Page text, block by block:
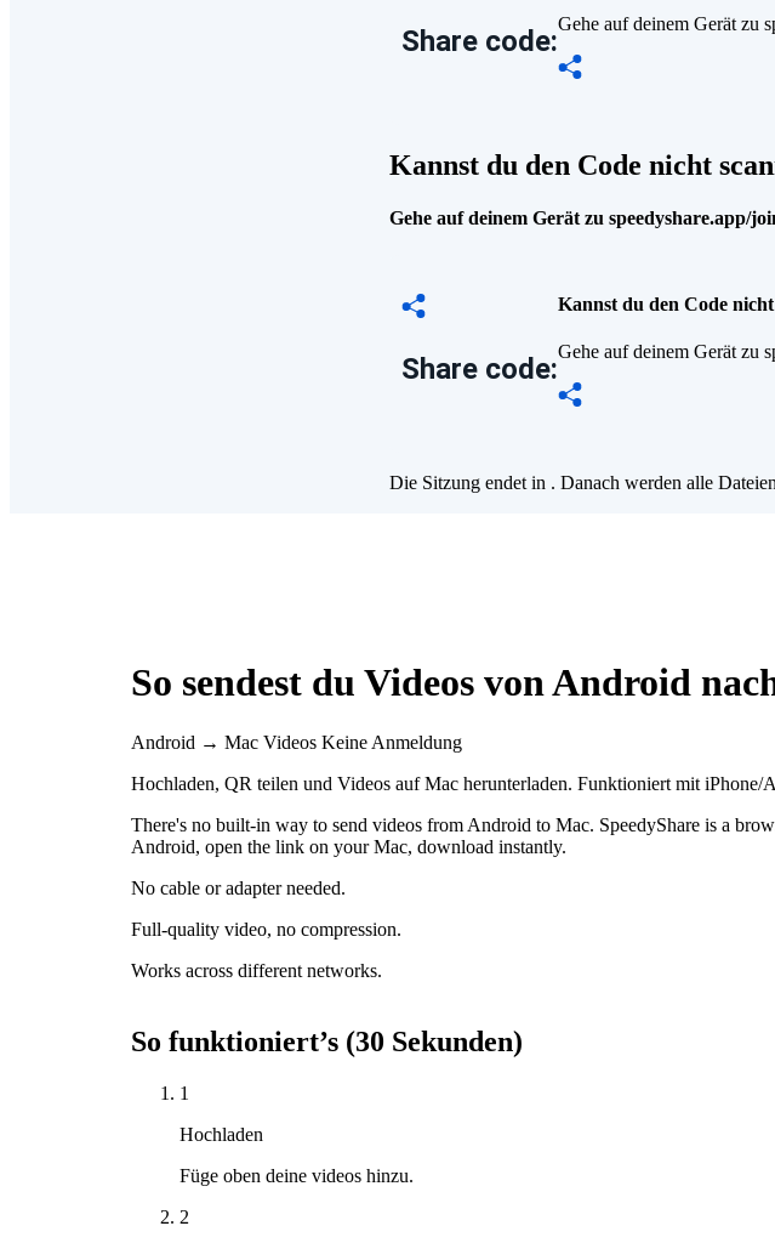
Share code:
Gehe auf deinem Gerät zu
Kannst du den Code nicht
Gehe auf deinem Gerät zu speedyshare.app/
Share code:
Kannst du den Code nicht
Gehe auf deinem Gerät zu
Die Sitzung endet in . Danach werden alle
So sendest du Videos von Android
Android → Mac Videos Keine Anmeldung
Hochladen, QR teilen und Videos auf Mac herunterladen. Funktioniert mit iPhone/
There's no built-in way to send videos from Android to Mac. SpeedyShare is a
Android, open the link on your Mac, download instantly.
No cable or adapter needed.
Full-quality video, no compression.
Works across different networks.
So funktioniert’s (30 Sekunden)
1
Hochladen
Füge oben deine videos hinzu.
2